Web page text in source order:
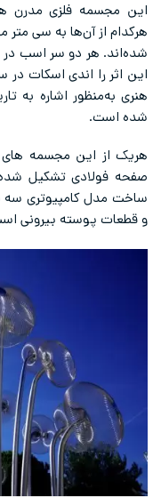
این مجسمه فلزی مدرن
هرکدام از آن‌ها به سی
شده‌اند. هر دو سر اسب در
هنری به‌منظور اشاره به
شده‌ است.
صفحه فولادی تشکیل
ساخت مدل کامپیوتری
و قطعات پوسته بیرونی